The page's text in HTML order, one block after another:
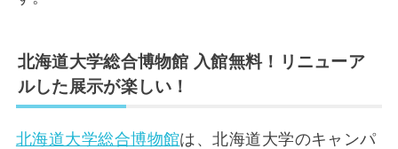
北海道大学総合博物館 入館無料！リニューア
ルした展示が楽しい！
北海道大学総合博物館は、北海道大学のキャンパ